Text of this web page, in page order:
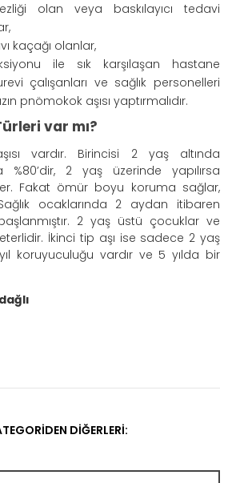
olan veya baskılayıcı tedavi
kaçağı olanlar,
ile sık karşılaşan hastane
çalışanları ve sağlık personelleri
pnömokok aşısı yaptırmalıdır.
var mı?
vardır. Birincisi 2 yaş altında
%80’dir, 2 yaş üzerinde yapılırsa
Fakat ömür boyu koruma sağlar,
ocaklarında 2 aydan itibaren
2 yaş üstü çocuklar ve
İkinci tip aşı ise sadece 2 yaş
koruyuculuğu vardır ve 5 yılda bir
DIĞERLERI: